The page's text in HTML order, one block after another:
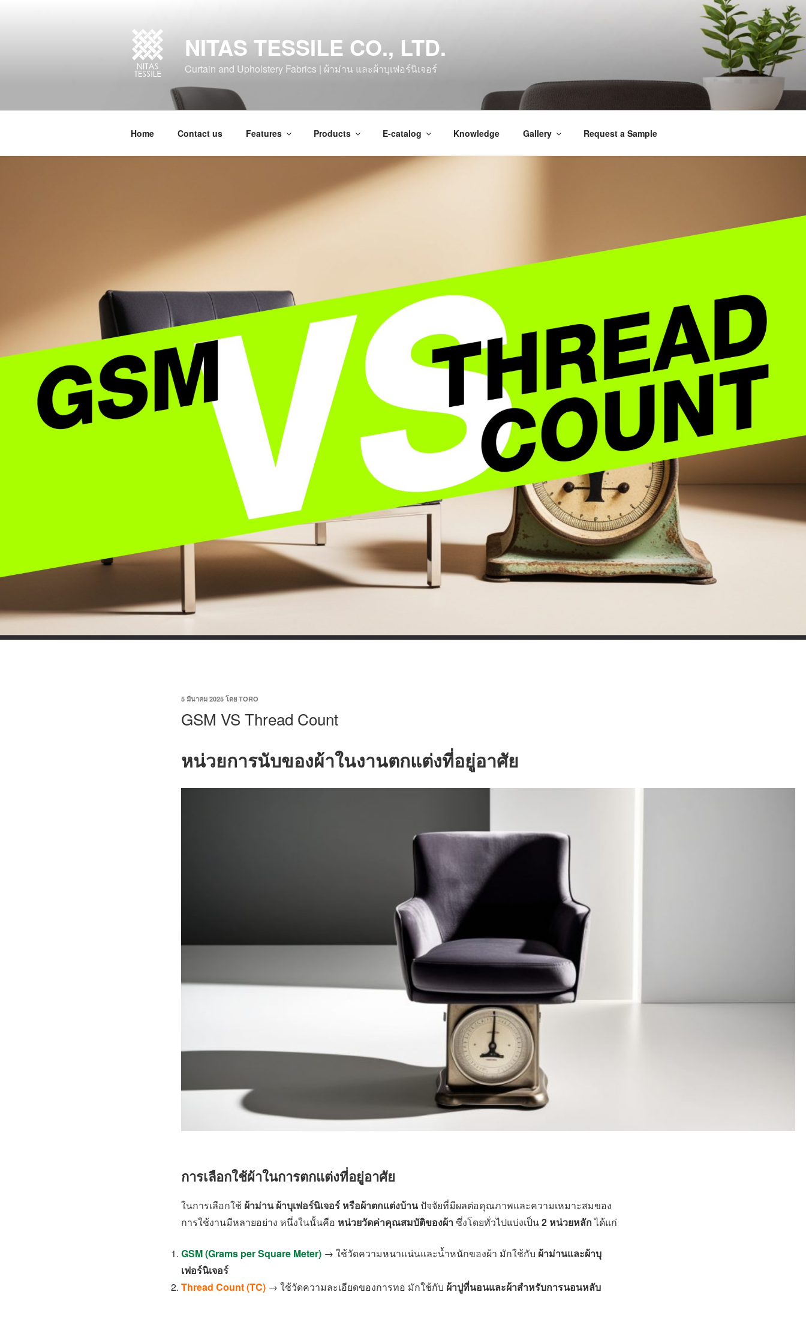
NITAS TESSILE CO., LTD.
Curtain and Upholstery Fabrics | ผ้าม่าน และผ้าบุเฟอร์นิเจอร์
Home Contact us Features Products E-catalog Knowledge Gallery Request a Sample
5 มีนาคม 2025 โดย TORO
GSM VS Thread Count
หน่วยการนับของผ้าในงานตกแต่งที่อยู่อาศัย
การเลือกใช้ผ้าในการตกแต่งที่อยู่อาศัย
ในการเลือกใช้ ผ้าม่าน ผ้าบุเฟอร์นิเจอร์ หรือผ้าตกแต่งบ้านปัจจัยที่มีผลต่อคุณภาพและความเหมาะสมของ
การใช้งานมีหลายอย่าง หนึ่งในนั้นคือ หน่วยวัดค่าคุณสมบัติของผ้าซึ่งโดยทั่วไปแบ่งเป็น2 หน่วยหลักได้แก่
GSM (Grams per Square Meter) → ใช้วัดความหนาแน่นและน้ำหนักของผ้า มักใช้กับ ผ้าม่านและผ้าบุ
เฟอร์นิเจอร์
Thread Count (TC) → ใช้วัดความละเอียดของการทอ มักใช้กับ ผ้าปูที่นอนและผ้าสำหรับการนอนหลับ